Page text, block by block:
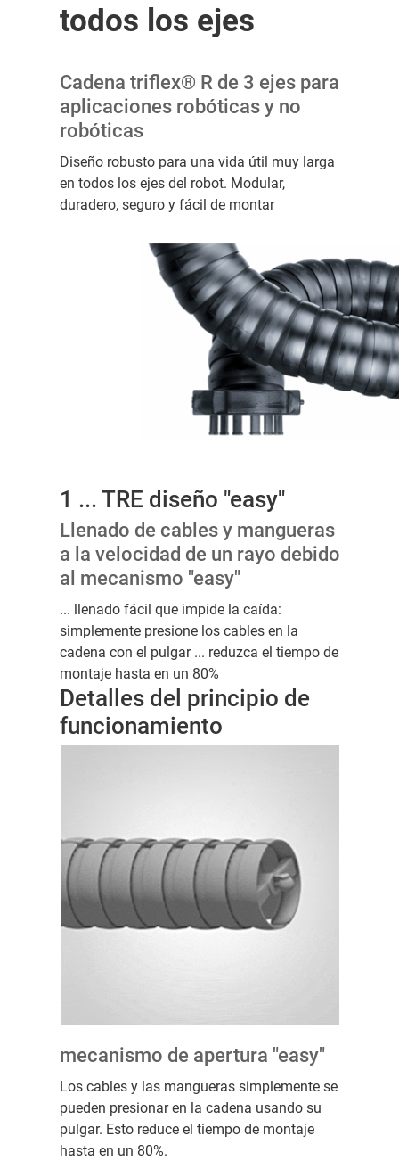
todos los ejes
Cadena triflex® R de 3 ejes para
aplicaciones robóticas y no
robóticas
Diseño robusto para una vida útil muy larga
en todos los ejes del robot. Modular,
duradero, seguro y fácil de montar
1 ... TRE diseño "easy"
Llenado de cables y mangueras
a la velocidad de un rayo debido
al mecanismo "easy"
... llenado fácil que impide la caída:
simplemente presione los cables en la
cadena con el pulgar ... reduzca el tiempo de
montaje hasta en un 80%
Detalles del principio de
funcionamiento
mecanismo de apertura "easy"
Los cables y las mangueras simplemente se
pueden presionar en la cadena usando su
pulgar. Esto reduce el tiempo de montaje
hasta en un 80%.